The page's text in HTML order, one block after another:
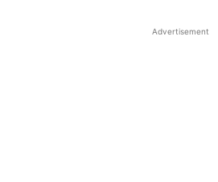
Advertisement